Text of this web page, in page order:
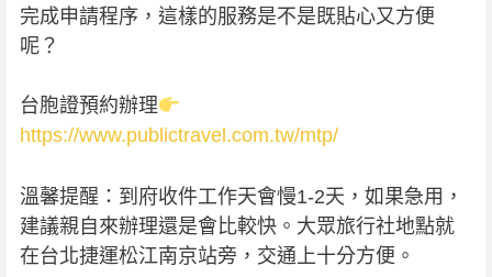
完成申請程序，這樣的服務是不是既貼心又方便
呢？
台胞證預約辦理
https://www.publictravel.com.tw/mtp/
溫馨提醒：到府收件工作天會慢1-2天，如果急用，
建議親自來辦理還是會比較快。大眾旅行社地點就
在台北捷運松江南京站旁，交通上十分方便。